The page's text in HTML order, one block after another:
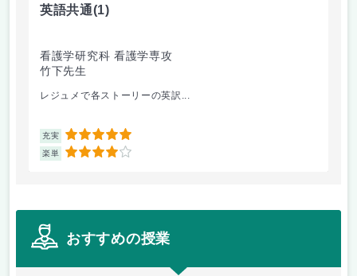
英語共通(1)
看護学研究科 看護学専攻
竹下先生
レジュメで各ストーリーの英訳...
充実 5
楽単 4
おすすめの授業